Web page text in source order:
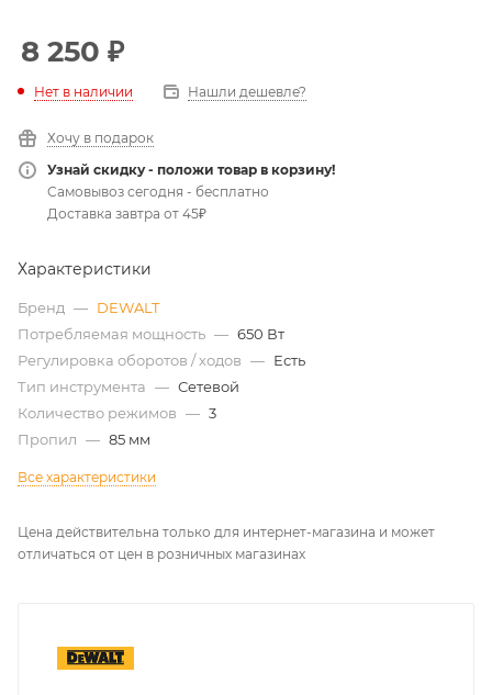
8 250 ₽
Нет в наличии Нашли дешевле?
Хочу в подарок
Узнай скидку - положи товар в корзину!
Самовывоз сегодня - бесплатно
Доставка завтра от 45₽
Характеристики
Бренд — DEWALT
Потребляемая мощность — 650 Вт
Регулировка оборотов / ходов — Есть
Тип инструмента — Сетевой
Количество режимов — 3
Пропил — 85 мм
Все характеристики
Цена действительна только для интернет-магазина и может
отличаться от цен в розничных магазинах